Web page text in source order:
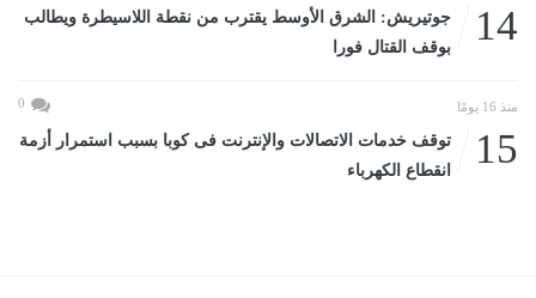
14
جوتيريش: الشرق الأوسط يقترب من نقطة اللاسيطرة ويطالب
بوقف القتال فورا
منذ 16 يومًا 0
15
توقف خدمات الاتصالات والإنترنت فى كوبا بسبب استمرار أزمة
انقطاع الكهرباء